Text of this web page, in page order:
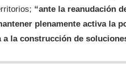
“ante la reanudación
plenamente activa la
la construcción de